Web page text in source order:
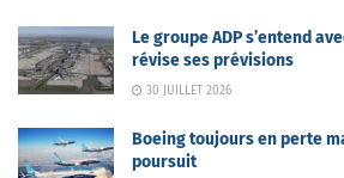
Le groupe ADP s’entend
révise ses prévisions
30 JUILLET 2026
Boeing toujours en perte
poursuit